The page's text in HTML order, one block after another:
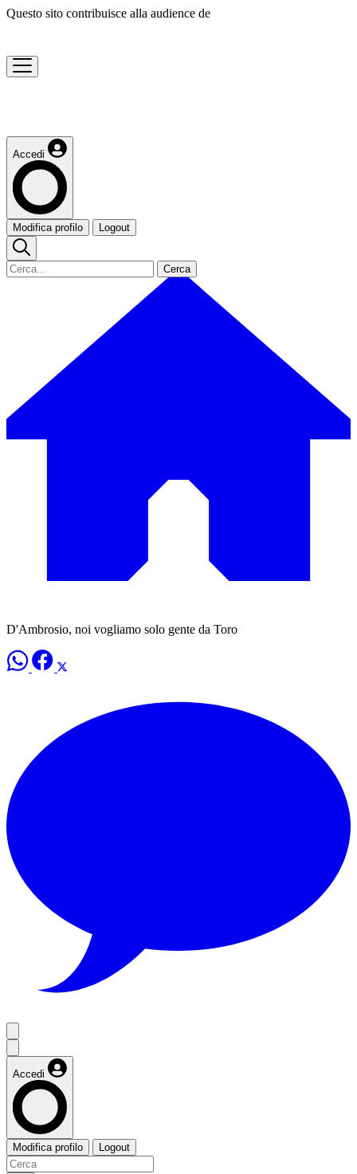
Questo sito contribuisce alla audience de
Accedi
Modifica profilo Logout
Cerca
D'Ambrosio, noi vogliamo solo gente da Toro
Accedi
Modifica profilo Logout